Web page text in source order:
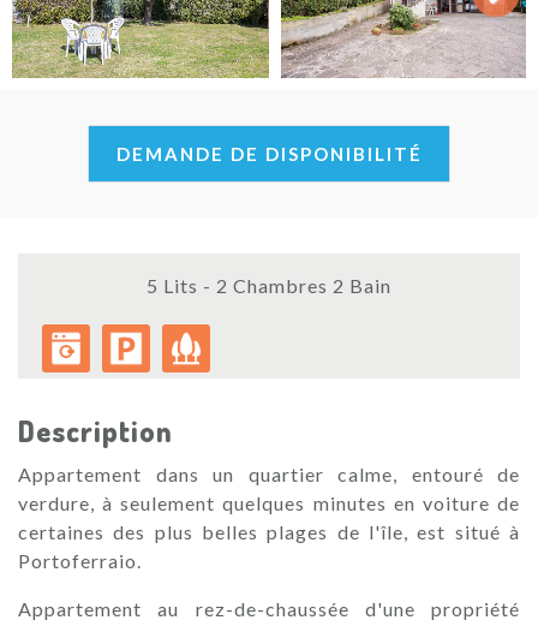
Next
DEMANDE DE DISPONIBILITÉ
5 Lits - 2 Chambres 2 Bain
Description
Appartement dans un quartier calme, entouré de
verdure, à seulement quelques minutes en voiture de
certaines des plus belles plages de l'île, est situé à
Portoferraio.
Appartement au rez-de-chaussée d'une propriété